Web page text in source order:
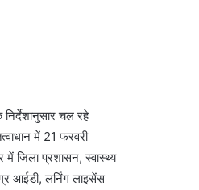
चल रहे
में 21 फरवरी
में जिला प्रशासन, स्वास्थ्य
आईडी, लर्निंग लाइसेंस